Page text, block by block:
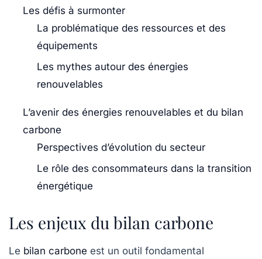
Les défis à surmonter
La problématique des ressources et des
équipements
Les mythes autour des énergies
renouvelables
L’avenir des énergies renouvelables et du bilan
carbone
Perspectives d’évolution du secteur
Le rôle des consommateurs dans la transition
énergétique
Les enjeux du bilan carbone
Le bilan carbone est un outil fondamental